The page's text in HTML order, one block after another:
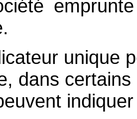
unique
dans